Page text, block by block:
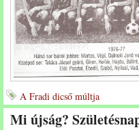
A Fradi dicső múltja
Mi újság?